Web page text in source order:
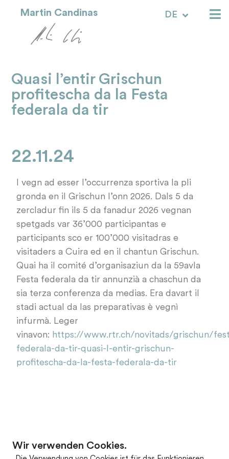
Martin Candinas DE
RM
Quasi l’entir Grischun
profitescha da la Festa
federala da tir
22.11.24
I vegn ad esser l’occurrenza sportiva la pli
gronda en il Grischun l’onn 2026. Dals 5 da
zercladur fin ils 5 da fanadur 2026 vegnan
spetgads var 36’000 participantas e
participants sco er 100’000 visitadras e
visitaders a Cuira ed en il chantun Grischun.
Quai ha il comité d’organisaziun da la 59avla
Festa federala da tir annunzià a chaschun da
sia terza conferenza da medias. Era davart il
stadi actual da las preparativas è vegnì
infurmà. Leger
vinavon: https://www.rtr.ch/novitads/grischun/
federala-da-tir-quasi-l-entir-grischun-
profitescha-da-la-festa-federala-da-tir
zum Newsarchiv
Wir verwenden Cookies.